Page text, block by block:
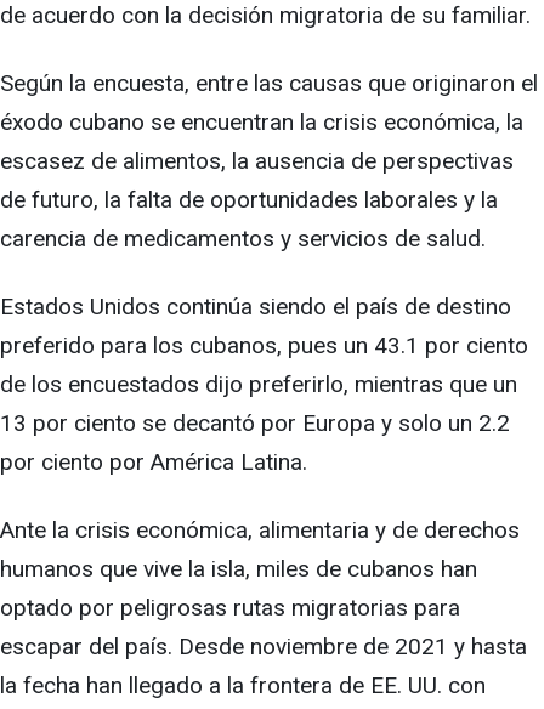
de acuerdo con la decisión migratoria de su familiar.
Según la encuesta, entre las causas que originaron el
éxodo cubano se encuentran la crisis económica, la
escasez de alimentos, la ausencia de perspectivas
de futuro, la falta de oportunidades laborales y la
carencia de medicamentos y servicios de salud.
Estados Unidos continúa siendo el país de destino
preferido para los cubanos, pues un 43.1 por ciento
de los encuestados dijo preferirlo, mientras que un
13 por ciento se decantó por Europa y solo un 2.2
por ciento por América Latina.
Ante la crisis económica, alimentaria y de derechos
humanos que vive la isla, miles de cubanos han
optado por peligrosas rutas migratorias para
escapar del país. Desde noviembre de 2021 y hasta
la fecha han llegado a la frontera de EE. UU. con